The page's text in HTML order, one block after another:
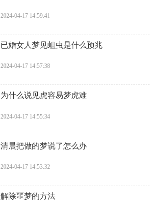
2024-04-17 14:59:41
​已婚女人梦见蛆虫是什么预兆
2024-04-17 14:57:38
​为什么说见虎容易梦虎难
2024-04-17 14:55:34
​清晨把做的梦说了怎么办
2024-04-17 14:53:32
​解除噩梦的方法